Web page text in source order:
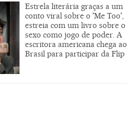
Estrela literária graças a um
conto viral sobre o 'Me Too',
estreia com um livro sobre o
sexo como jogo de poder. A
escritora americana chega ao
Brasil para participar da Flip